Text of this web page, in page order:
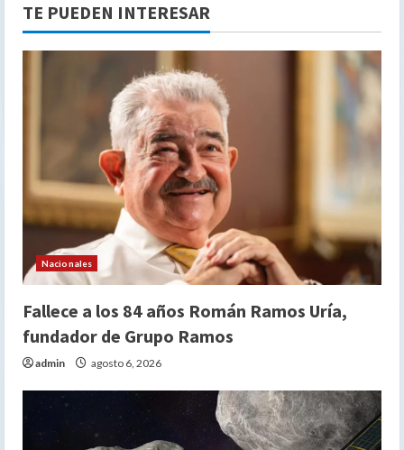
TE PUEDEN INTERESAR
Nacionales
Fallece a los 84 años Román Ramos Uría,
fundador de Grupo Ramos
admin agosto 6, 2026